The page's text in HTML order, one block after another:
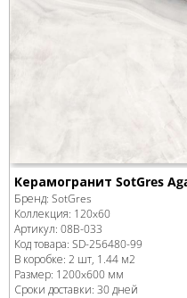
Керамогранит SotGres
Бренд: SotGres
Коллекция: 120x60
Артикул: 08B-033
Код товара: SD-256480-99
В коробке: 2 шт, 1.44 м2
Размер: 1200x600 мм
Сроки доставки: 30 дней